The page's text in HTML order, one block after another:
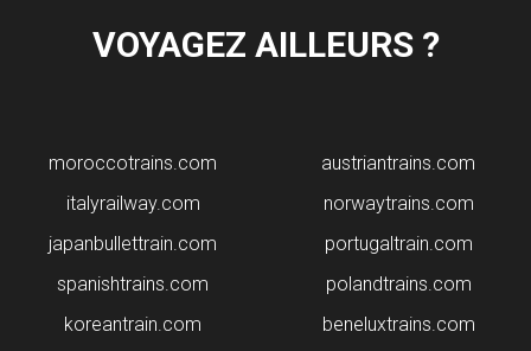
VOYAGEZ AILLEURS ?
moroccotrains.com
italyrailway.com
japanbullettrain.com
spanishtrains.com
koreantrain.com
​austriantrains.com
norwaytrains.com
portugaltrain.com
polandtrains.com
beneluxtrains.com